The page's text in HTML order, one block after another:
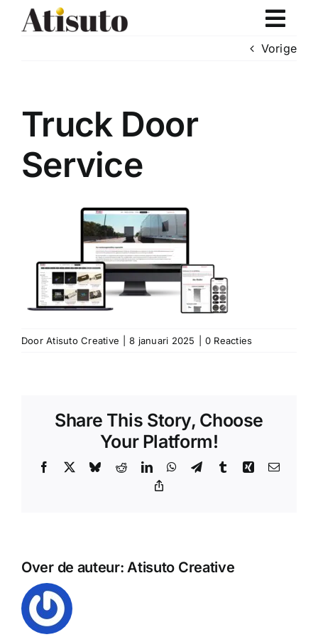
naar
Vorige
Truck Door
Service
DoorAtisuto Creative 8 januari 2025 0 Reacties
Share This Story, Choose
Your Platform!
Facebook BlueskyRedditLinkedInWhatsApp
TelegramTumblrXing E-
Over de auteur: Atisuto Creative